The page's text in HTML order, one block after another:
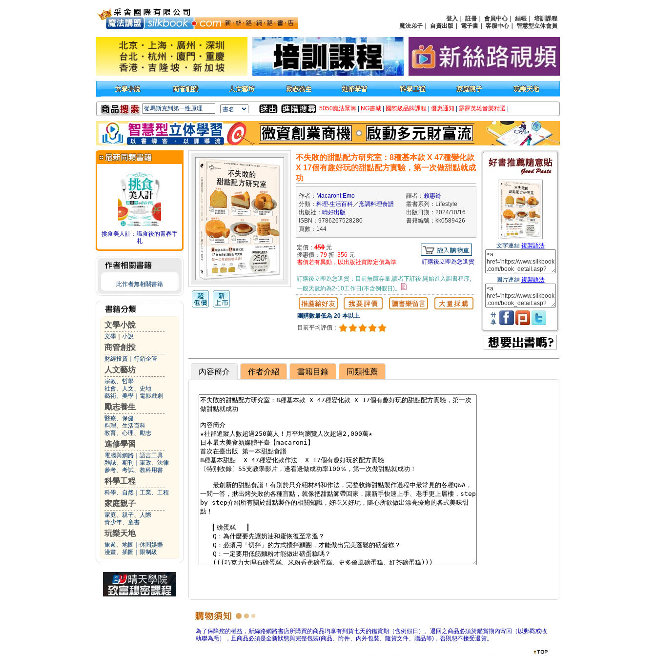
登入 註冊 會員中心｜ 結帳
培訓課程
魔法弟子
自資出版 電子書 客服中心｜ 智慧型立体會員
5050魔法眾籌 NG書城 國際級品牌課程 優惠通知 霹靂英雄音樂精選
挑食美人計：識食後的青春手
札
此作者無相關書籍
文學小說
文學 小說
商管創投
財經投資 行銷企管
人文藝坊
宗教、哲學
社會、人文、史地
藝術、美學
電影戲劇
勵志養生
醫療、保健
料理、生活百科
教育、心理、勵志
進修學習
電腦與網路
語言工具
雜誌、期刊
軍政、法律
參考、考試、教科用書
科學工程
科學、自然 工業、工程
家庭親子
家庭、親子、人際
青少年、童書
玩樂天地
旅遊、地圖
休閒娛樂
漫畫、插圖
限制級
不失敗的甜點配方研究室：8種基本款 X 47種變化款
X 17個有趣好玩的甜點配方實驗，第一次做甜點就成
功
作者： Macaroni;Emo 譯者： 賴惠鈴
分類： 料理‧生活百科／烹調料理食譜
叢書系列：Lifestyle
出版社： 晴好出版
出版日期：2024/10/16
ISBN：9786267528280
書籍編號：kk0589426
頁數：144
定價： 450 元
優惠價： 79 折 356 元
書價若有異動，以出版社實際定價為準
訂購後立即為您進貨
訂購後立即為您進貨：目前無庫存量,讀者下訂後,開始進入調書程序,
一般天數約為2-10工作日(不含例假日)。
團購數最低為 20 本以上
目前平均評價：
文字連結 複製語法
圖片連結 複製語法
分
享
內容簡介 作者介紹 書籍目錄 同類推薦
為了保障您的權益，新絲路網路書店所購買的商品均享有到貨七天的鑑賞期（含例假日）。退回之商品必須於鑑賞期內寄回（以郵戳或收
執聯為憑），且商品必須是全新狀態與完整包裝(商品、附件、內外包裝、隨貨文件、贈品等)，否則恕不接受退貨。